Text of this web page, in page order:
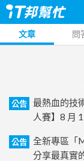
文章 問
公告
最熱血的技
人賽】8 月
公告
全新專區「
分享最真實